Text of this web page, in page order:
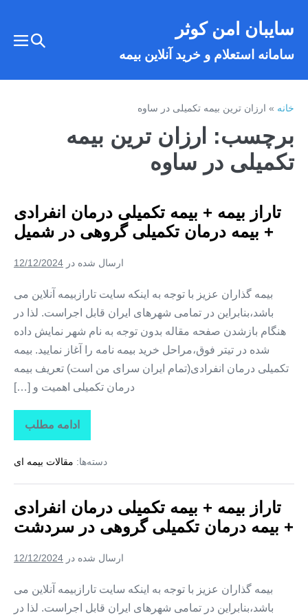
سایبان امن کوثر
سامانه استعلام و خرید آنلاین بیمه
تغییر
خانه»ارزان ترین بیمه تکمیلی در ساوه
برچسب: ارزان ترین بیمه
تکمیلی در ساوه
تاراز بیمه + بیمه تکمیلی درمان انفرادی
+ بیمه درمان تکمیلی گروهی در شمیل
ارسال شده در 12/12/2024
بیمه گذاران عزیز با توجه به اینکه سایت تارازبیمه آنلاین می
باشد،بنابراین در تمامی شهرهای ایران قابل اجراست. لذا در
هنگام بازشدن صفحه مقاله بدون توجه به نام شهر نمایش داده
شده در تیتر فوق،مراحل خرید بیمه نامه را آغاز نمایید. بیمه
تکمیلی درمان انفرادی(تمام ایران سرای من است) تعریف بیمه
درمان تکمیلی اهمیت و […]
ادامه مطلب
تاراز
بیمه
بیمه
درمان
+
بیمه
درمان
تکمیلی
در
دسته‌ها: مقالات بیمه ای
تاراز بیمه + بیمه تکمیلی درمان انفرادی
+ بیمه درمان تکمیلی گروهی در سردشت
ارسال شده در 12/12/2024
بیمه گذاران عزیز با توجه به اینکه سایت تارازبیمه آنلاین می
باشد،بنابراین در تمامی شهرهای ایران قابل اجراست. لذا در